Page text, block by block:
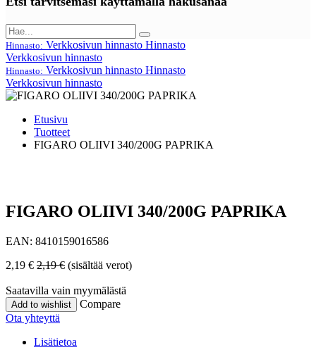
Hinnasto: Verkkosivun hinnasto Hinnasto
Verkkosivun hinnasto
Hinnasto: Verkkosivun hinnasto Hinnasto
Verkkosivun hinnasto
Etusivu
Tuotteet
FIGARO OLIIVI 340/200G PAPRIKA
FIGARO OLIIVI 340/200G PAPRIKA
EAN: 8410159016586
2,19 € 2,19€ (sisältää verot)
Saatavilla vain myymälästä
Add to wishlist
Compare
Ota yhteyttä
Lisätietoa